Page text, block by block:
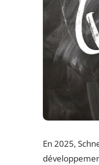
En 2025,